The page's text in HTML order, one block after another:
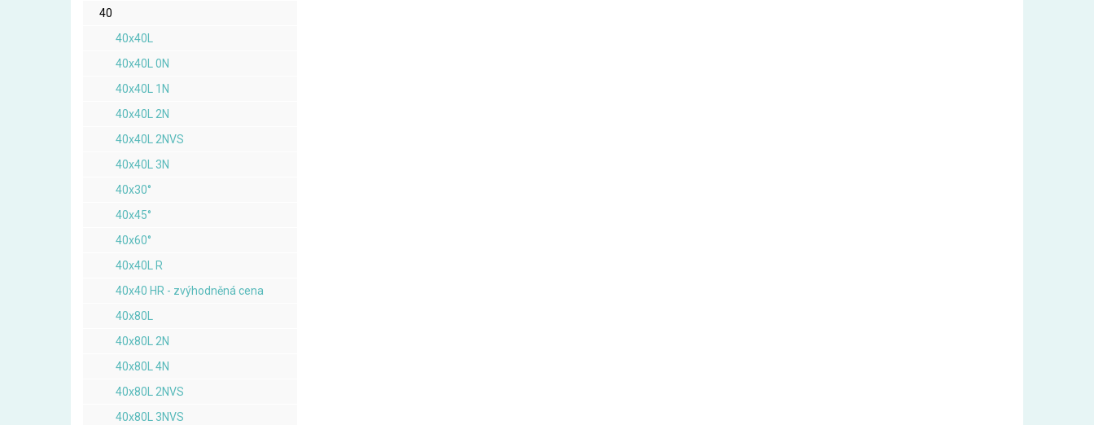
40
40x40L
40x40L 0N
40x40L 1N
40x40L 2N
40x40L 2NVS
40x40L 3N
40x30°
40x45°
40x60°
40x40L R
40x40 HR - zvýhodněná cena
40x80L
40x80L 2N
40x80L 4N
40x80L 2NVS
40x80L 3NVS